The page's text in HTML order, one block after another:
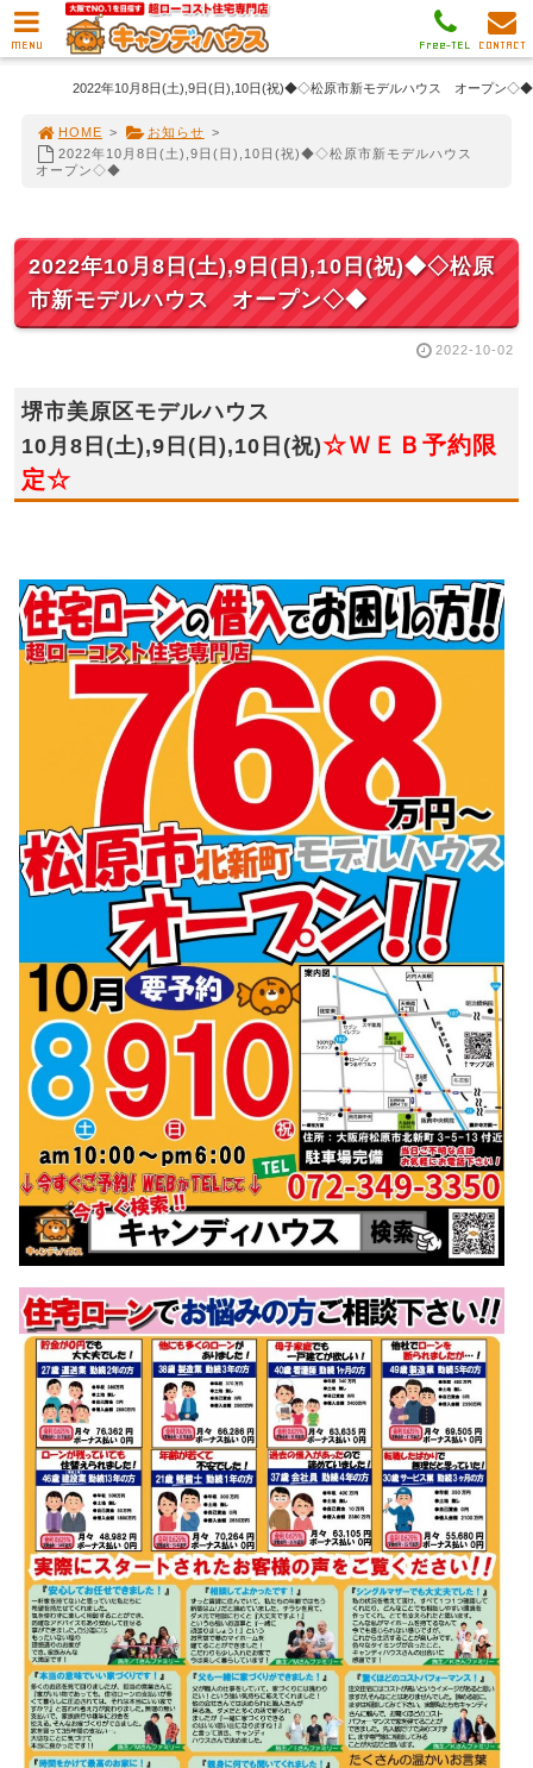
2022年10月8日(土),9日(日),10日(祝)◆◇松原市新モデルハウス オープン◇◆
HOME > お知らせ >
2022年10月8日(土),9日(日),10日(祝)◆◇松原市新モデルハウス
オープン◇◆
2022年10月8日(土),9日(日),10日(祝)◆◇松原
市新モデルハウス オープン◇◆
2022-10-02
堺市美原区モデルハウス
10月8日(土),9日(日),10日(祝)☆ＷＥＢ予約限
定☆
MENU CONTACT
Free-TEL